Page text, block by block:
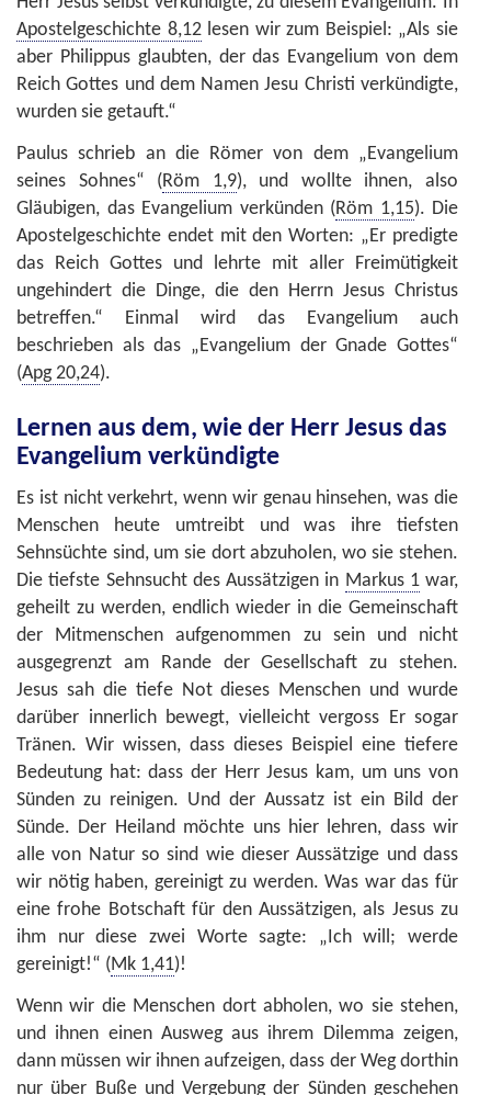
Apostelgeschichte 8,12lesen wir zum Beispiel: „Als sie
aber Philippus glaubten, der das Evangelium von dem
Reich Gottes und dem Namen Jesu Christi verkündigte,
wurden sie getauft.“
Paulus schrieb an die Römer von dem „Evangelium
seines Sohnes“ (Röm 1,9), und wollte ihnen, also
Gläubigen, das Evangelium verkünden (Röm 1,15). Die
Apostelgeschichte endet mit den Worten: „Er predigte
das Reich Gottes und lehrte mit aller Freimütigkeit
ungehindert die Dinge, die den Herrn Jesus Christus
betreffen.“ Einmal wird das Evangelium auch
beschrieben als das „Evangelium der Gnade Gottes“
(Apg 20,24).
Lernen aus dem, wie der Herr Jesus das
Evangelium verkündigte
Es ist nicht verkehrt, wenn wir genau hinsehen, was die
Menschen heute umtreibt und was ihre tiefsten
Sehnsüchte sind, um sie dort abzuholen, wo sie stehen.
Die tiefste Sehnsucht des Aussätzigen in Markus 1war,
geheilt zu werden, endlich wieder in die Gemeinschaft
der Mitmenschen aufgenommen zu sein und nicht
ausgegrenzt am Rande der Gesellschaft zu stehen.
Jesus sah die tiefe Not dieses Menschen und wurde
darüber innerlich bewegt, vielleicht vergoss Er sogar
Tränen. Wir wissen, dass dieses Beispiel eine tiefere
Bedeutung hat: dass der Herr Jesus kam, um uns von
Sünden zu reinigen. Und der Aussatz ist ein Bild der
Sünde. Der Heiland möchte uns hier lehren, dass wir
alle von Natur so sind wie dieser Aussätzige und dass
wir nötig haben, gereinigt zu werden. Was war das für
eine frohe Botschaft für den Aussätzigen, als Jesus zu
ihm nur diese zwei Worte sagte: „Ich will; werde
gereinigt!“ (Mk 1,41)!
Wenn wir die Menschen dort abholen, wo sie stehen,
und ihnen einen Ausweg aus ihrem Dilemma zeigen,
dann müssen wir ihnen aufzeigen, dass der Weg dorthin
nur über Buße und Vergebung der Sünden geschehen